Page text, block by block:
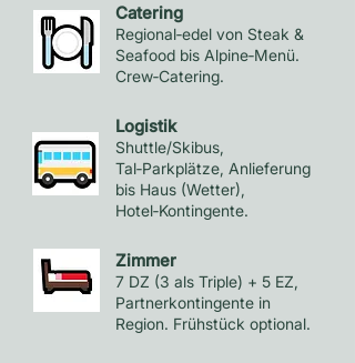
Catering
Regional‑edel von Steak &
Seafood bis Alpine‑Menü.
Crew‑Catering.
Logistik
Shuttle/Skibus,
Tal‑Parkplätze, Anlieferung
bis Haus (Wetter),
Hotel‑Kontingente.
Zimmer
7 DZ (3 als Triple) + 5 EZ,
Partnerkontingente in
Region. Frühstück optional.